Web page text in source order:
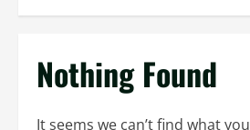
Nothing Found
It seems we can’t find what